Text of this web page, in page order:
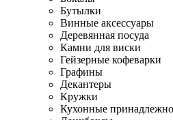
Бутылки
Винные аксессуары
Деревянная посуда
Камни для виски
Гейзерные кофеварки
Графины
Декантеры
Кружки
Кухонные